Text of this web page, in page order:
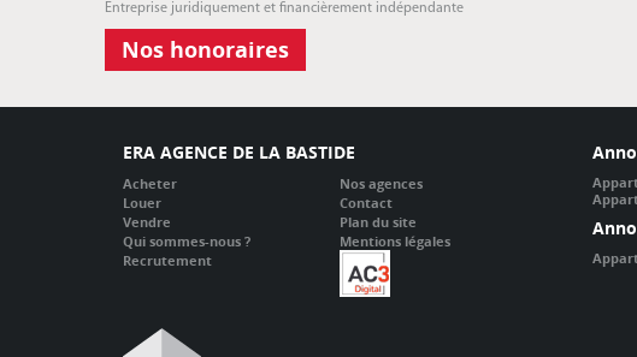
Entreprise juridiquement et financièrement indépendante
Nos honoraires
ERA AGENCE DE LA BASTIDE
Acheter
Louer
Vendre
Qui sommes-nous ?
Recrutement
Nos agences
Contact
Plan du site
Mentions légales